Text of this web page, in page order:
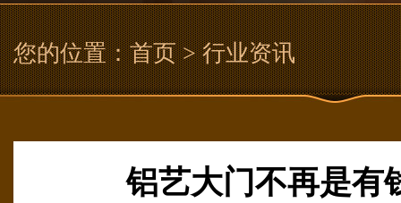
您的位置：首页> 行业资讯
铝艺大门不再是有